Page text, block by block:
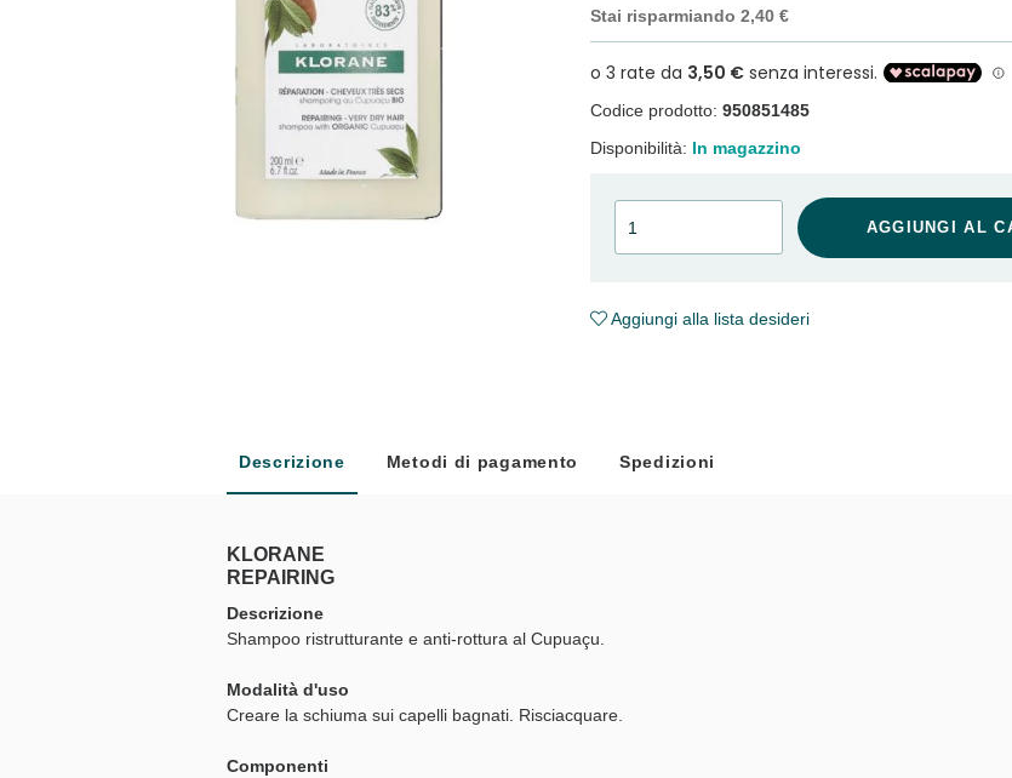
Stai risparmiando 2,40 €
Codice prodotto: 950851485
Disponibilità: In magazzino
AGGIUNGI AL
Aggiungi alla lista desideri
Descrizione Metodi di pagamento Spedizioni
KLORANE
REPAIRING
Descrizione
Shampoo ristrutturante e anti-rottura al Cupuaçu.
Modalità d'uso
Creare la schiuma sui capelli bagnati. Risciacquare.
Componenti